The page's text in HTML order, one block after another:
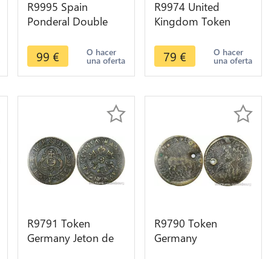
R9995 Spain
Ponderal Double
Deniers 6 Gr
Countermark c.1660
99 € O hacer
una oferta
R9974 United
Kingdom Token
Anglesey Druid
Britannia 1795 ->
Offer
79 € O hacer
una oferta
R9791 Token
Germany Jeton de
R9790 Token
Germany